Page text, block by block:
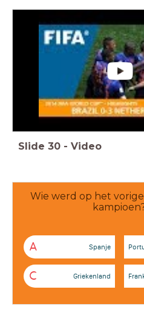
Slide 30 - Video
Wie werd op het
A Spanje
C Griekenland